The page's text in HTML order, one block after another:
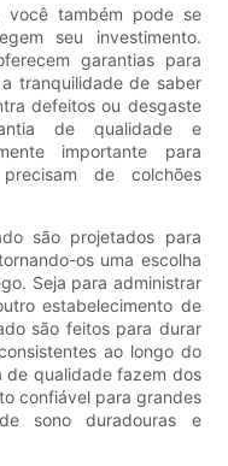
você também pode se
seu investimento.
garantias para
tranquilidade de saber
defeitos ou desgaste
de qualidade e
importante para
de colchões
são projetados para
os uma escolha
Seja para administrar
estabelecimento de
são feitos para durar
ao longo do
de qualidade fazem dos
confiável para grandes
sono duradouras e